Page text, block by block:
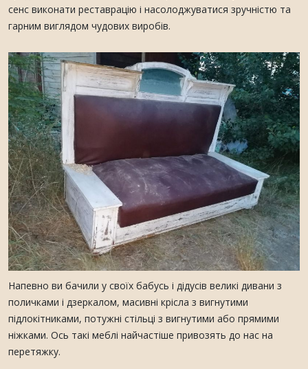
сенс виконати реставрацію і насолоджуватися зручністю та
гарним виглядом чудових виробів.
Напевно ви бачили у своїх бабусь і дідусів великі дивани з
поличками і дзеркалом, масивні крісла з вигнутими
підлокітниками, потужні стільці з вигнутими або прямими
ніжками. Ось такі меблі найчастіше привозять до нас на
перетяжку.